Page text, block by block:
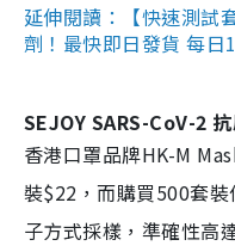
延伸閱讀：【快速測試
劑！最快即日發貨 每日
SEJOY SARS-CoV-2
香港口罩品牌HK-M
裝$22，而購買500套
子方式採樣，準確性高